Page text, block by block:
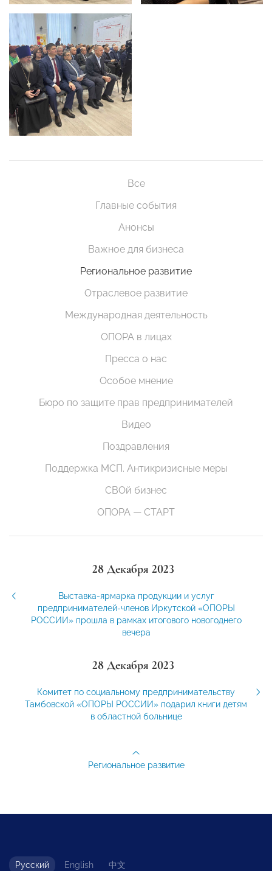
Все
Главные события
Анонсы
Важное для бизнеса
Региональное развитие
Отраслевое развитие
Международная деятельность
ОПОРА в лицах
Пресса о нас
Особое мнение
Бюро по защите прав предпринимателей
Видео
Поздравления
Поддержка МСП. Антикризисные меры
СВОй бизнес
ОПОРА — СТАРТ
28 Декабря 2023
Выставка-ярмарка продукции и услуг
предпринимателей-членов Иркутской «ОПОРЫ
РОССИИ» прошла в рамках итогового новогоднего
вечера
28 Декабря 2023
Комитет по социальному предпринимательству
Тамбовской «ОПОРЫ РОССИИ» подарил книги детям
в областной больнице
Региональное развитие
Русский English 中文